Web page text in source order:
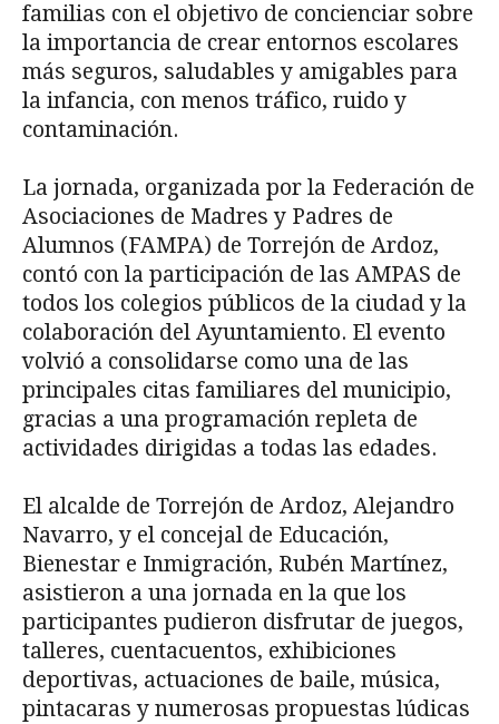
familias con el objetivo de concienciar sobre
la importancia de crear entornos escolares
más seguros, saludables y amigables para
la infancia, con menos tráfico, ruido y
contaminación.
La jornada, organizada por la Federación de
Asociaciones de Madres y Padres de
Alumnos (FAMPA) de Torrejón de Ardoz,
contó con la participación de las AMPAS de
todos los colegios públicos de la ciudad y la
colaboración del Ayuntamiento. El evento
volvió a consolidarse como una de las
principales citas familiares del municipio,
gracias a una programación repleta de
actividades dirigidas a todas las edades.
El alcalde de Torrejón de Ardoz, Alejandro
Navarro, y el concejal de Educación,
Bienestar e Inmigración, Rubén Martínez,
asistieron a una jornada en la que los
participantes pudieron disfrutar de juegos,
talleres, cuentacuentos, exhibiciones
deportivas, actuaciones de baile, música,
pintacaras y numerosas propuestas lúdicas